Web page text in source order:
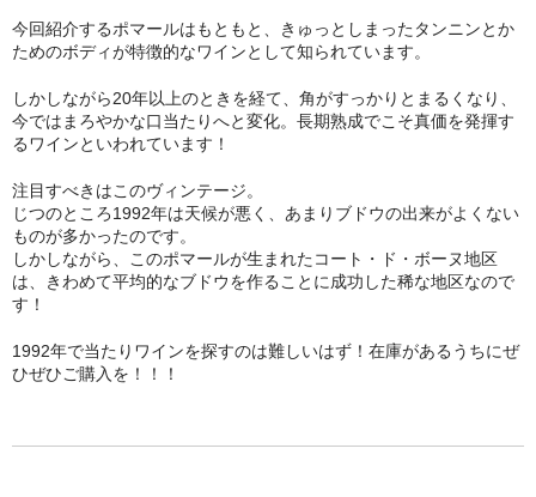
今回紹介するポマールはもともと、きゅっとしまったタンニンとか
ためのボディが特徴的なワインとして知られています。
しかしながら20年以上のときを経て、角がすっかりとまるくなり、
今ではまろやかな口当たりへと変化。長期熟成でこそ真価を発揮す
るワインといわれています！
注目すべきはこのヴィンテージ。
じつのところ1992年は天候が悪く、あまりブドウの出来がよくない
ものが多かったのです。
しかしながら、このポマールが生まれたコート・ド・ボーヌ地区
は、きわめて平均的なブドウを作ることに成功した稀な地区なので
す！
1992年で当たりワインを探すのは難しいはず！在庫があるうちにぜ
ひぜひご購入を！！！